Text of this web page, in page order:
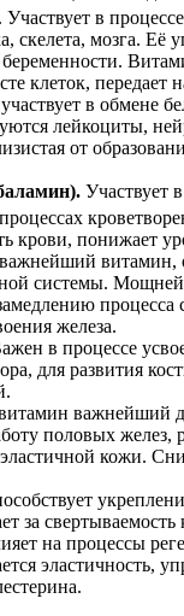
в
скелета, мозга. Её
клеток, передает
в обмене
лейкоциты,
от
Участвует
крови, понижает
витамин,
системы.
процесса
железа.
в процессе
для развития
важнейший
половых
кожи.
за свертываемость
на процессы
эластичность,